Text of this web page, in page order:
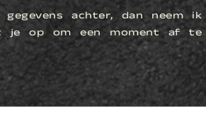
achter, dan neem ik
je op om een moment af te